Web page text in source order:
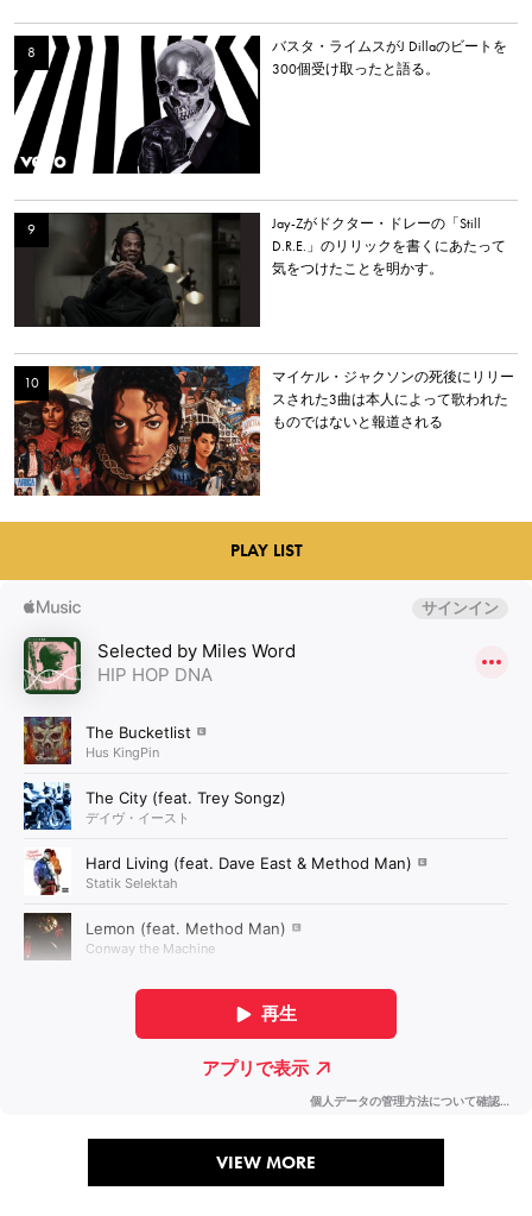
バスタ・ライムスがJ Dillaのビートを
300個受け取ったと語る。
Jay-Zがドクター・ドレーの「Still
D.R.E.」のリリックを書くにあたって
気をつけたことを明かす。
マイケル・ジャクソンの死後にリリー
スされた3曲は本人によって歌われた
ものではないと報道される
PLAY LIST
VIEW MORE